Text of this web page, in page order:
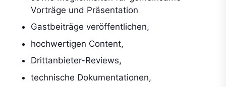
Vorträge und Präsentation
Gastbeiträge veröffentlichen,
hochwertigen Content,
Drittanbieter-Reviews,
technische Dokumentationen,